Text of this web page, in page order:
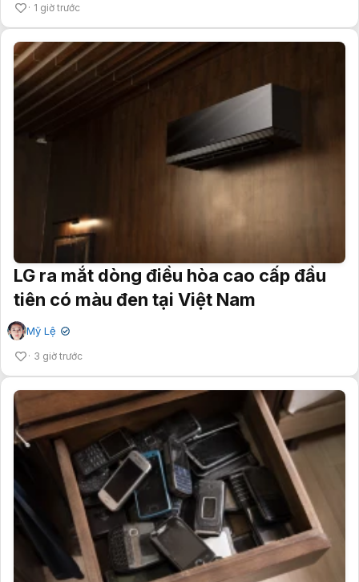
1 giờ trước
LG ra mắt dòng điều hòa cao cấp đầu
tiên có màu đen tại Việt Nam
Mỹ Lệ ✔
3 giờ trước